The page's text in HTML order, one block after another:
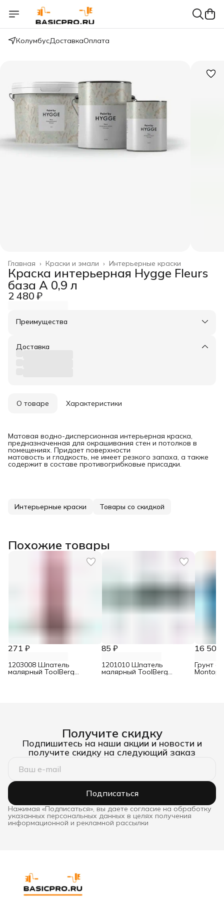
КолумбусДоставкаОплата
Интерьерные краски
Краски и эмали ›
Главная ›
Краска интерьерная Hygge Fleurs
база A 0,9 л
2 480 ₽
Преимущества
Оплата частями в Сплит
Удобный возврат
Доставка
О товаре Характеристики
Матовая водно-дисперсионная интерьерная краска,
предназначенная для окрашивания стен и потолков в
помещениях. Придает поверхности
матовость и гладкость, не имеет резкого запаха, а также
содержит в составе противогрибковые присадки.
Интерьерные краски Товары со скидкой
Похожие товары
271 ₽
1203008 Шпатель
малярный ToolBerg
85 ₽
1201010 Шпатель
малярный ToolBerg
16 502
Грунт
Получите скидку
Подпишитесь на наши акции и новости и
получите скидку на следующий заказ
Подписаться
Нажимая «Подписаться», вы даете согласие на обработку
указанных персональных данных в целях получения
информационной и рекламной рассылки